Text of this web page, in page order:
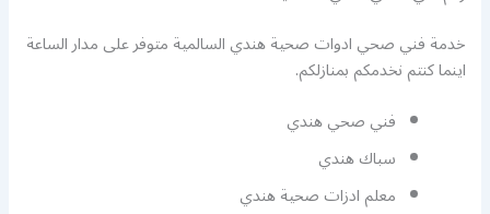
خدمة فني صحي ادوات صحية هندي السالمية متوفر على مدار الساعة
اينما كنتم نخدمكم بمنازلكم.
فني صحي هندي
سباك هندي
معلم ادزات صحية هندي